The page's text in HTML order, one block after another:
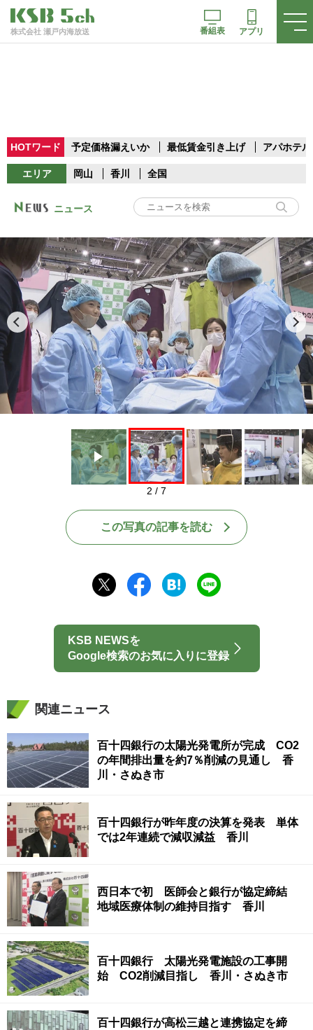
株式会社 瀬戸内海放送 番組表 アプリ
HOTワード 予定価格漏えいか 最低賃金引き上げ アパホテル
エリア 岡山 香川 全国
ニュース
Play
2 / 7
この写真の記事を読む
KSB NEWSを
Google検索のお気に入りに登録
関連ニュース
百十四銀行の太陽光発電所が完成 CO2
の年間排出量を約7％削減の見通し 香
川・さぬき市
百十四銀行が昨年度の決算を発表 単体
では2年連続で減収減益 香川
西日本で初 医師会と銀行が協定締結
地域医療体制の維持目指す 香川
百十四銀行 太陽光発電施設の工事開
始 CO2削減目指し 香川・さぬき市
百十四銀行が高松三越と連携協定を締